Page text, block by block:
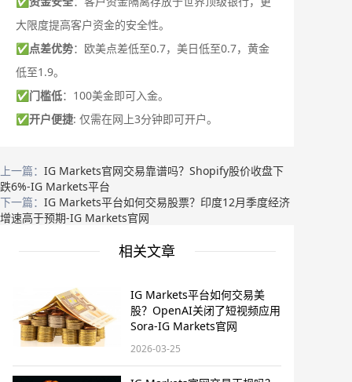
大限度提高客户资金的安全性。
✅点差优势：欧美点差低至0.7，美日低至0.7，黄金
低至1.9。
✅门槛低：100美金即可入金。
✅开户便捷: 仅需在网上3分钟即可开户。
上一篇： IG Markets官网交易靠谱吗？Shopify股价收盘下
跌6%-IG Markets平台
下一篇： IG Markets平台如何交易股票？印度12月季度经济
增速高于预期-IG Markets官网
相关文章
IG Markets平台如何交易美
股？OpenAI关闭了短视频应用
Sora-IG Markets官网
2026-03-25